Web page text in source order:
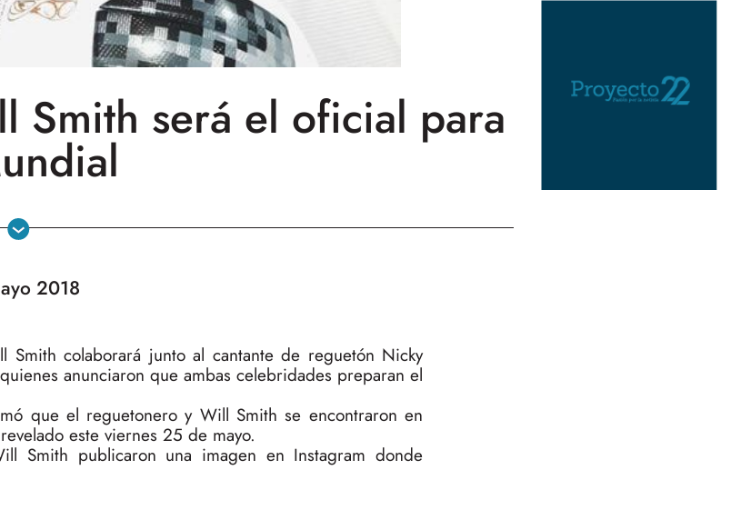
Smith será el oficial para
2018
colaborará junto al cantante de reguetón Nicky
anunciaron que ambas celebridades preparan el
que el reguetonero y Will Smith se encontraron en
este viernes 25 de mayo.
Smith publicaron una imagen en Instagram donde